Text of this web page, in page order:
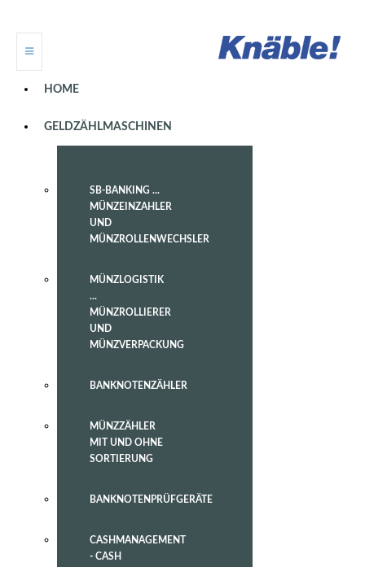
HOME
GELDZÄHLMASCHINEN
SB-BANKING ...
MÜNZEINZAHLER
UND
MÜNZROLLENWECHSLER
MÜNZLOGISTIK
...
MÜNZROLLIERER
UND
MÜNZVERPACKUNG
BANKNOTENZÄHLER
MÜNZZÄHLER
MIT UND OHNE
SORTIERUNG
BANKNOTENPRÜFGERÄTE
CASHMANAGEMENT
- CASH